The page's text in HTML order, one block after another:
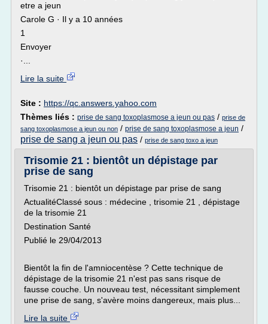
etre a jeun
Carole G · Il y a 10 années
1
Envoyer
·...
Lire la suite
Site : https://qc.answers.yahoo.com
Thèmes liés : prise de sang toxoplasmose a jeun ou pas / prise de
sang toxoplasmose a jeun ou non / prise de sang toxoplasmose a jeun /
prise de sang a jeun ou pas / prise de sang toxo a jeun
Trisomie 21 : bientôt un dépistage par
prise de sang
Trisomie 21 : bientôt un dépistage par prise de sang
ActualitéClassé sous : médecine , trisomie 21 , dépistage
de la trisomie 21
Destination Santé
Publié le 29/04/2013
Bientôt la fin de l'amniocentèse ? Cette technique de
dépistage de la trisomie 21 n'est pas sans risque de
fausse couche. Un nouveau test, nécessitant simplement
une prise de sang, s'avère moins dangereux, mais plus...
Lire la suite